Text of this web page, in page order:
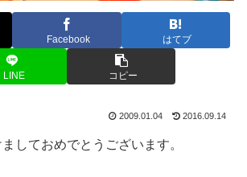
Facebook はてブ
LINE コピー
2009.01.04 2016.09.14
しておめでとうございます。